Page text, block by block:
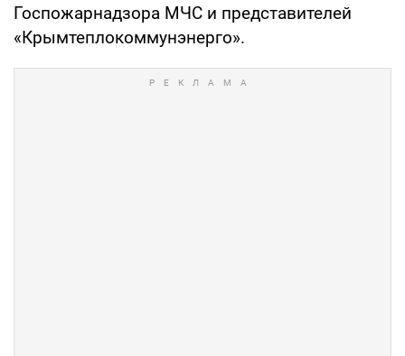
Госпожарнадзора МЧС и представителей
«Крымтеплокоммунэнерго».